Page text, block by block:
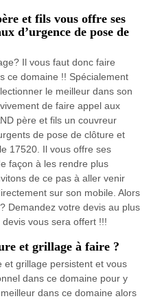
et fils vous offre ses
d’urgence de pose de
Il vous faut donc faire
ce domaine !! Spécialement
le meilleur dans son
de faire appel aux
père et fils un couvreur
de pose de clôture et
17520. Il vous offre ses
façon à les rendre plus
de ce pas à aller venir
sur son mobile. Alors
Demandez votre devis au plus
vous sera offert !!!
et grillage à faire ?
et grillage persistent et vous
dans ce domaine pour y
dans ce domaine alors